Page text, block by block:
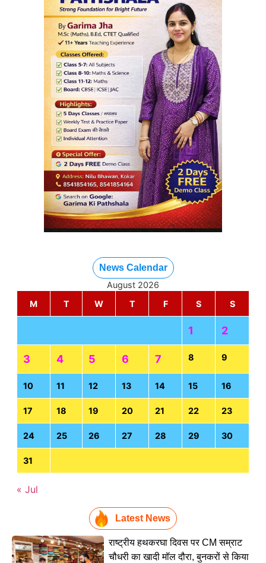
News Calendar
August 2026
M
T W T F S S
1 2
3 4 5 6 7 8 9
10 11 12 13 14 15 16
17 18 19 20 21 22 23
24 25 26 27 28 29 30
31
« Jul
Latest News
राष्ट्रीय हथकरघा दिवस पर CM सम्राट
चौधरी का खादी मॉल दौरा, बुनकरों से किया